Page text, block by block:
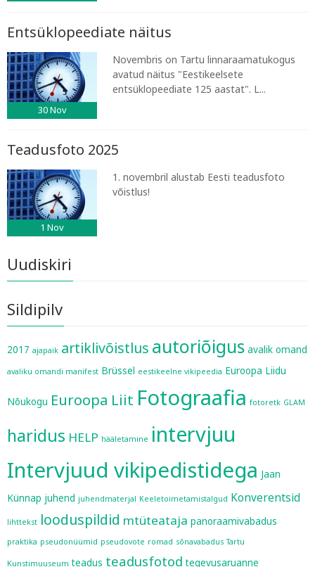
Entsüklopeediate näitus
30Nov
Novembris on Tartu linnaraamatukogus
avatud näitus "Eestikeelsete
entsüklopeediate 125 aastat". L...
Teadusfoto 2025
1 Nov
1. novembril alustab Eesti teadusfoto
võistlus!
Uudiskiri
Sildipilv
2017 ajapaik artiklivõistlus autoriõigus avalik omand
avaliku omandi manifest Brüssel eestikeelne vikipeedia Euroopa Liidu
Nõukogu Euroopa Liit Fotograafia fotoretk GLAM
haridus HELP hääletamine intervjuu
Intervjuud vikipedistidega Jaan
Künnap juhend juhendmaterjal Keeletoimetamistalgud Konverentsid
lihttekst looduspildid mtüteataja panoraamivabadus
praktika pseudonüümid pseudovote romad sõnavabadus Tartu
Kunstimuuseum teadus teadusfotod tegevusaruanne